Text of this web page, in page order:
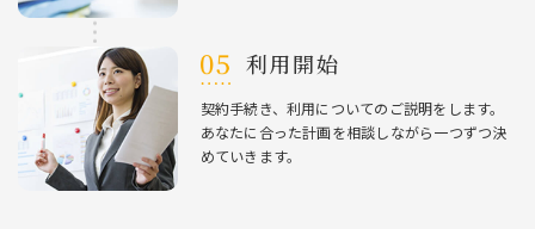
利⽤開始
契約⼿続き、利⽤についてのご説明をします。
あなたに合った計画を相談しながら⼀つずつ決
めていきます。